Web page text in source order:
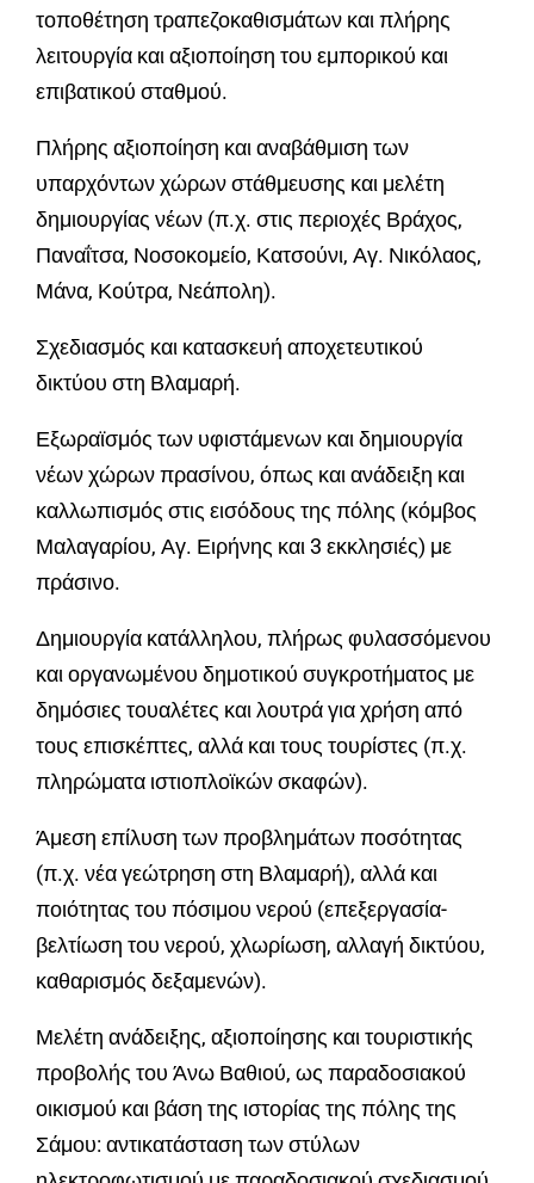
τοποθέτηση τραπεζοκαθισμάτων και πλήρης
λειτουργία και αξιοποίηση του εμπορικού και
επιβατικού σταθμού.
Πλήρης αξιοποίηση και αναβάθμιση των
υπαρχόντων χώρων στάθμευσης και μελέτη
δημιουργίας νέων (π.χ. στις περιοχές Βράχος,
Παναΐτσα, Νοσοκομείο, Κατσούνι, Αγ. Νικόλαος,
Μάνα, Κούτρα, Νεάπολη).
Σχεδιασμός και κατασκευή αποχετευτικού
δικτύου στη Βλαμαρή.
Εξωραϊσμός των υφιστάμενων και δημιουργία
νέων χώρων πρασίνου, όπως και ανάδειξη και
καλλωπισμός στις εισόδους της πόλης (κόμβος
Μαλαγαρίου, Αγ. Ειρήνης και 3 εκκλησιές) με
πράσινο.
Δημιουργία κατάλληλου, πλήρως φυλασσόμενου
και οργανωμένου δημοτικού συγκροτήματος με
δημόσιες τουαλέτες και λουτρά για χρήση από
τους επισκέπτες, αλλά και τους τουρίστες (π.χ.
πληρώματα ιστιοπλοϊκών σκαφών).
Άμεση επίλυση των προβλημάτων ποσότητας
(π.χ. νέα γεώτρηση στη Βλαμαρή), αλλά και
ποιότητας του πόσιμου νερού (επεξεργασία-
βελτίωση του νερού, χλωρίωση, αλλαγή δικτύου,
καθαρισμός δεξαμενών).
Μελέτη ανάδειξης, αξιοποίησης και τουριστικής
προβολής του Άνω Βαθιού, ως παραδοσιακού
οικισμού και βάση της ιστορίας της πόλης της
Σάμου: αντικατάσταση των στύλων